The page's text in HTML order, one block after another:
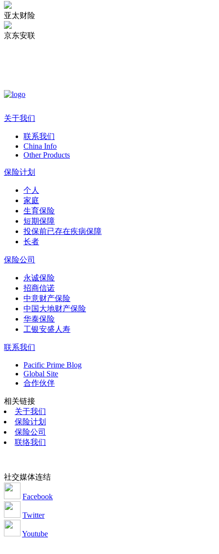
亚太财险
京东安联
关于我们
联系我们
China Info
Other Products
保险计划
个人
家庭
生育保险
短期保障
投保前已存在疾病保障
长者
保险公司
永诚保险
招商信诺
中意财产保险
中国大地财产保险
华泰保险
工银安盛人寿
联系我们
Pacific Prime Blog
Global Site
合作伙伴
相关链接
关于我们
保险计划
保险公司
联络我们
社交媒体连结
Facebook
Twitter
Youtube